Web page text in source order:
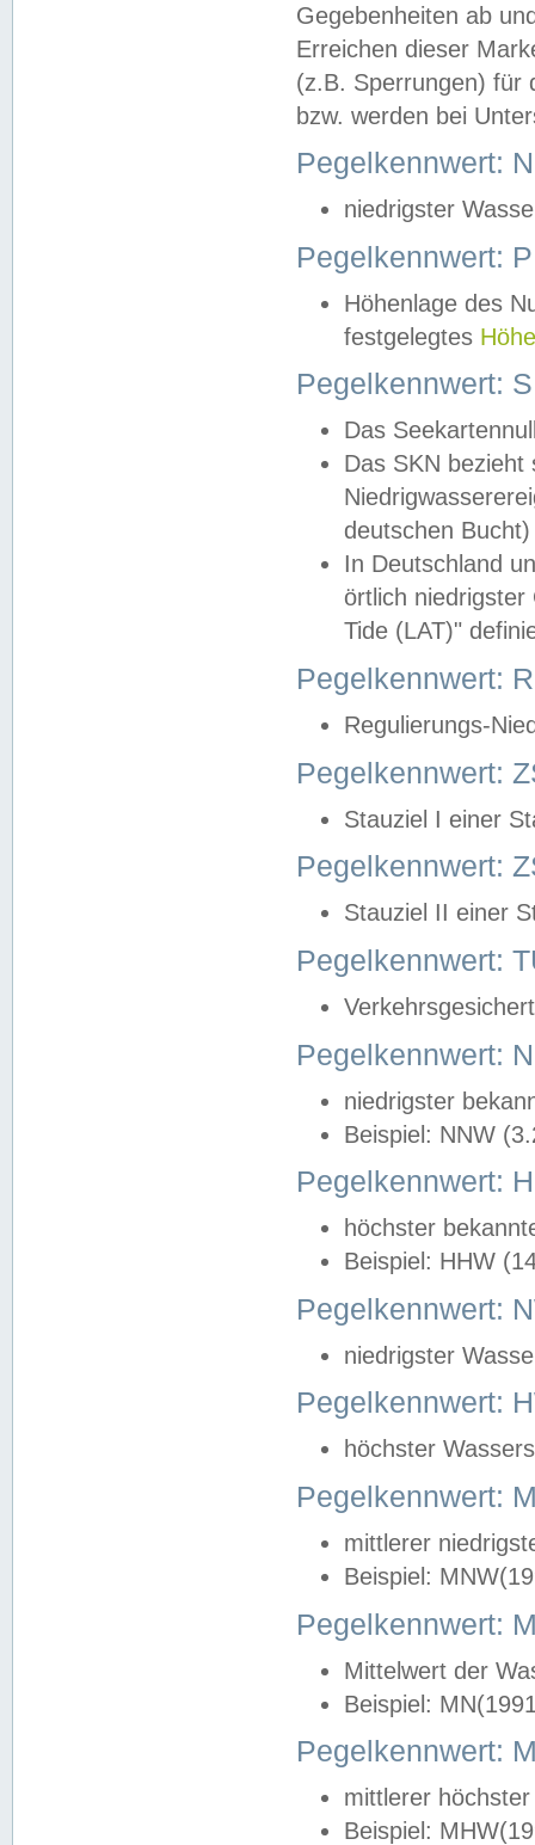
Gegebenheiten ab
Erreichen dieser
(z.B. Sperrungen) für
bzw. werden bei
Pegelkennwert:
niedrigster
Pegelkennwert:
Höhenlage des
festgelegtes
Pegelkennwert:
Das
Das SKN
deutschen
In Deutschland
örtlich
Tide (LAT)"
Pegelkennwert:
Regulierungs-
Pegelkennwert:
Stauziel I einer
Pegelkennwert:
Stauziel II einer
Pegelkennwert:
Pegelkennwert:
niedrigster
Beispiel: NNW
Pegelkennwert:
höchster
Beispiel: HHW
Pegelkennwert:
niedrigster
Pegelkennwert:
höchster
Pegelkennwert:
mittlerer
Beispiel:
Pegelkennwert:
Mittelwert der
Beispiel:
Pegelkennwert:
mittlerer
Beispiel: